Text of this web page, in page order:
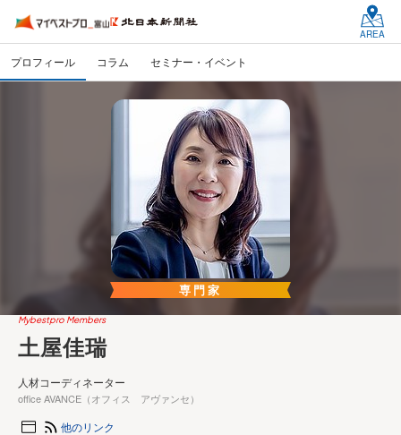
AREA
プロフィール コラム セミナー・イベント
専門家
Mybestpro Members
土屋佳瑞
人材コーディネーター
office AVANCE（オフィス アヴァンセ）
他のリンク